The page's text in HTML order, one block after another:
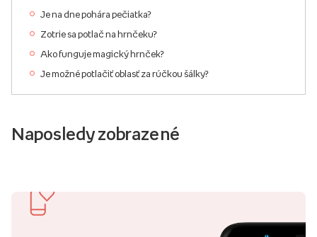
Je na dne pohára pečiatka?
Zotrie sa potlač na hrnčeku?
Ako funguje magický hrnček?
Je možné potlačiť oblasť za rúčkou šálky?
Naposledy zobrazené